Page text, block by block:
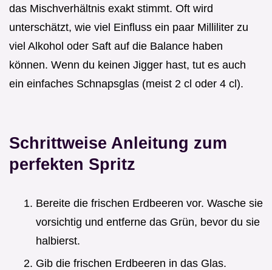
das Mischverhältnis exakt stimmt. Oft wird
unterschätzt, wie viel Einfluss ein paar Milliliter zu
viel Alkohol oder Saft auf die Balance haben
können. Wenn du keinen Jigger hast, tut es auch
ein einfaches Schnapsglas (meist 2 cl oder 4 cl).
Schrittweise Anleitung zum
perfekten Spritz
Bereite die frischen Erdbeeren vor. Wasche sie
vorsichtig und entferne das Grün, bevor du sie
halbierst.
Gib die frischen Erdbeeren in das Glas.